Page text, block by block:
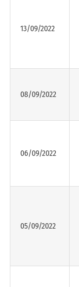
13/09/2022
08/09/2022
06/09/2022
05/09/2022